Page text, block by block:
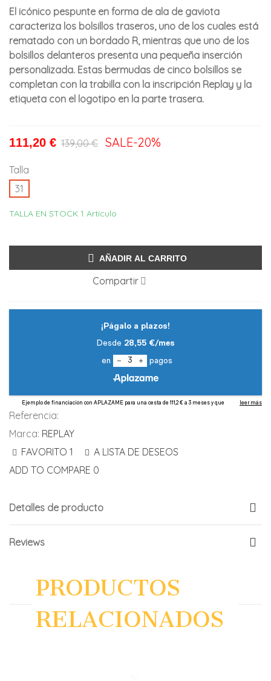
El icónico pespunte en forma de ala de gaviota
caracteriza los bolsillos traseros, uno de los cuales está
rematado con un bordado R, mientras que uno de los
bolsillos delanteros presenta una pequeña inserción
personalizada. Estas bermudas de cinco bolsillos se
completan con la trabilla con la inscripción Replay y la
etiqueta con el logotipo en la parte trasera.
111,20 € 139,00 € SALE-20%
Talla
31
TALLA EN STOCK 1 Artículo
AÑADIR AL CARRITO
Compartir
Referencia:
Marca: REPLAY
FAVORITO 1
A LISTA DE DESEOS
ADD TO COMPARE 0
Detalles de producto
Reviews
PRODUCTOS
RELACIONADOS